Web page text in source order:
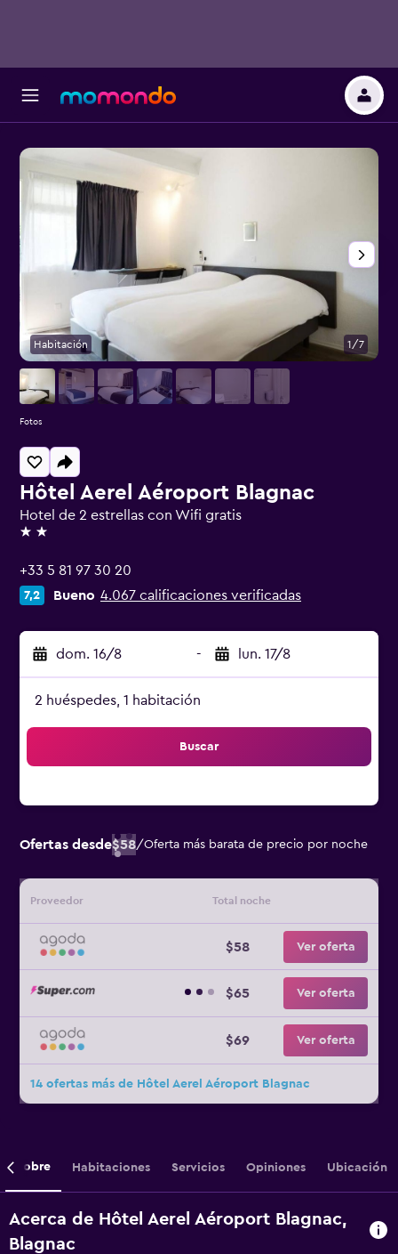
Hôtel Aerel Aéroport Blagnac
Hotel de 2 estrellas con Wifi gratis
2 estrellas
+33 5 81 97 30 20
7,2 Bueno 4.067 calificaciones verificadas
dom. 16/8 - lun. 17/8
2 huéspedes, 1 habitación
Buscar
Ofertas desde$58/Oferta más barata de precio por noche
Proveedor Total noche
$58 Ver oferta
$65 Ver oferta
$69 Ver oferta
14 ofertas más de Hôtel Aerel Aéroport Blagnac
Habitación 1/7
Fotos
Sobre Habitaciones Servicios Opiniones Ubicación
Acerca de Hôtel Aerel Aéroport Blagnac,
Blagnac